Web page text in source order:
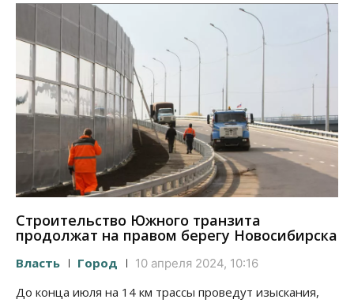
Строительство Южного транзита
продолжат на правом берегу Новосибирска
Власть Город 10 апреля 2024, 10:16
До конца июля на 14 км трассы проведут изыскания,